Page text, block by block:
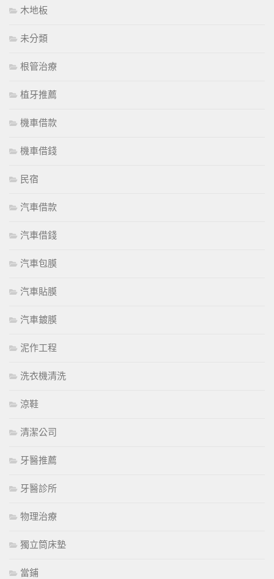
木地板
未分類
根管治療
植牙推薦
機車借款
機車借錢
民宿
汽車借款
汽車借錢
汽車包膜
汽車貼膜
汽車鍍膜
泥作工程
洗衣機清洗
涼鞋
清潔公司
牙醫推薦
牙醫診所
物理治療
獨立筒床墊
當鋪